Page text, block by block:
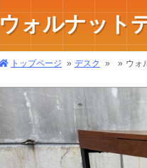
ウォルナッ
トップページ デスク ウォ